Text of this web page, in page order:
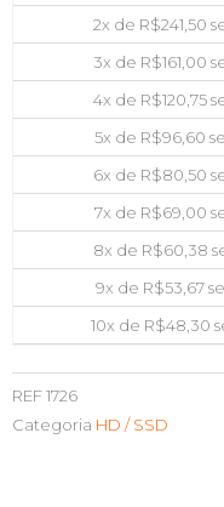
2x de R$241,50
3x de R$161,00
4x de R$120,75
5x de R$96,60
6x de R$80,50
7x de R$69,00
8x de R$60,38
9x de R$53,67
10x de R$48,30
REF1726
Categoria HD / SSD